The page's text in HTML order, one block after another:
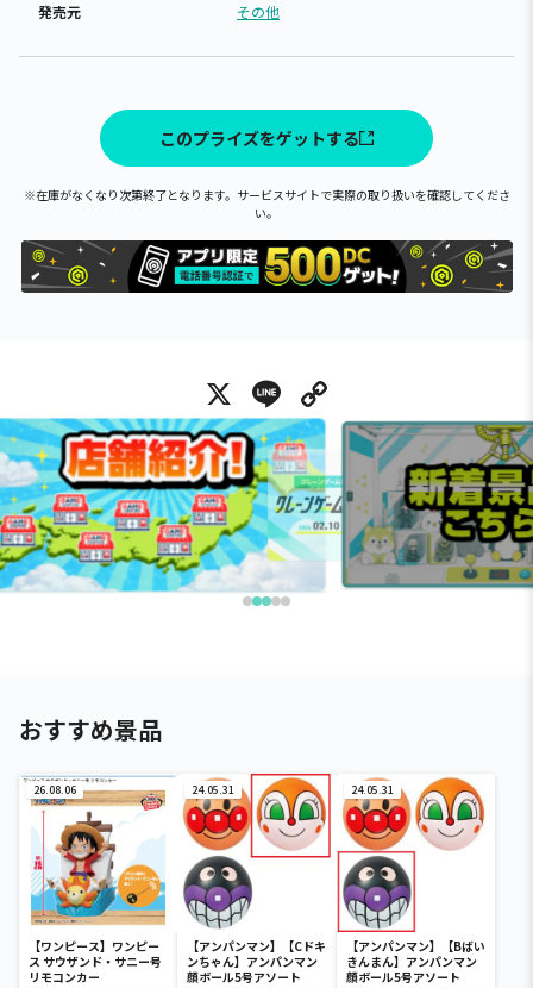
発売元 その他
このプライズをゲットする
※在庫がなくなり次第終了となります。サービスサイトで実際の取り扱いを確認してくださ
い。
X Line
おすすめ景品
26.08.06
【ワンピース】ワンピー
ス サウザンド・サニー号
リモコンカー
24.05.31
【アンパンマン】【Cドキ
ンちゃん】アンパンマン
顔ボール5号アソート
24.05.31
【アンパンマン】【Bばい
きんまん】アンパンマン
顔ボール5号アソート